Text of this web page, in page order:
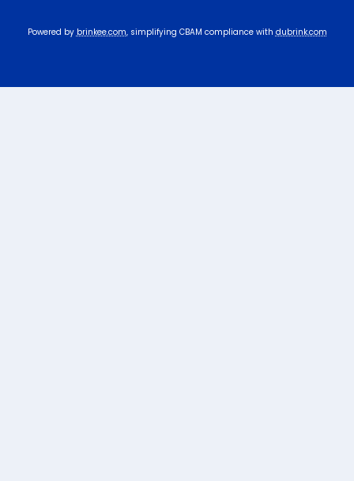
Powered by brinkee.com, simplifying CBAM compliance with dubrink.com